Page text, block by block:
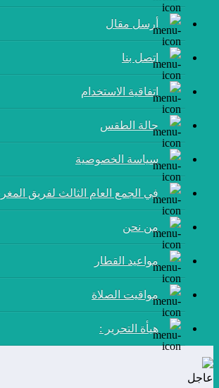
أرسل مقال
إتصل بنا
اتفاقية الاستخدام
حالة الطقس
سياسة الخصوصية
من نحن
مواعيد القطار
مواقيت الصلاة
هيأة التحرير :
عاجل